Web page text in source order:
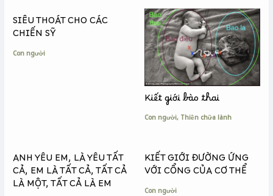
k
e
r
k
SIÊU THOÁT CHO CÁC
CHIẾN SỸ
Con người
Kiết giới bào thai
Con người, Thiền chữa lành
ANH YÊU EM, LÀ YÊU TẤT
CẢ, EM LÀ TẤT CẢ, TẤT CẢ
LÀ MỘT, TẤT CẢ LÀ EM
KIẾT GIỚI ĐƯỜNG ỨNG
VỚI CỔNG CỦA CƠ THỂ
Con người